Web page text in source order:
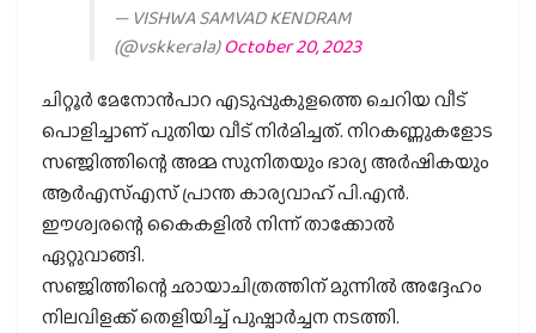
— VISHWA SAMVAD KENDRAM
(@vskkerala)October 20, 2023
ചിറ്റൂര്‍ മേനോന്‍പാറ എടുപ്പുകുളത്തെ ചെറിയ വീട്
പൊളിച്ചാണ് പുതിയ വീട് നിര്‍മിച്ചത്. നിറകണ്ണുകളോട
സഞ്ജിത്തിന്റെ അമ്മ സുനിതയും ഭാര്യ അര്‍ഷികയും
ആര്‍എസ്എസ് പ്രാന്ത കാര്യവാഹ് പി.എന്‍.
ഈശ്വരന്റെ കൈകളില്‍ നിന്ന് താക്കോല്‍
ഏറ്റുവാങ്ങി.
സഞ്ജിത്തിന്റെ ഛായാചിത്രത്തിന് മുന്നില്‍ അദ്ദേഹം
നിലവിളക്ക് തെളിയിച്ച് പുഷ്പാര്‍ച്ചന നടത്തി.